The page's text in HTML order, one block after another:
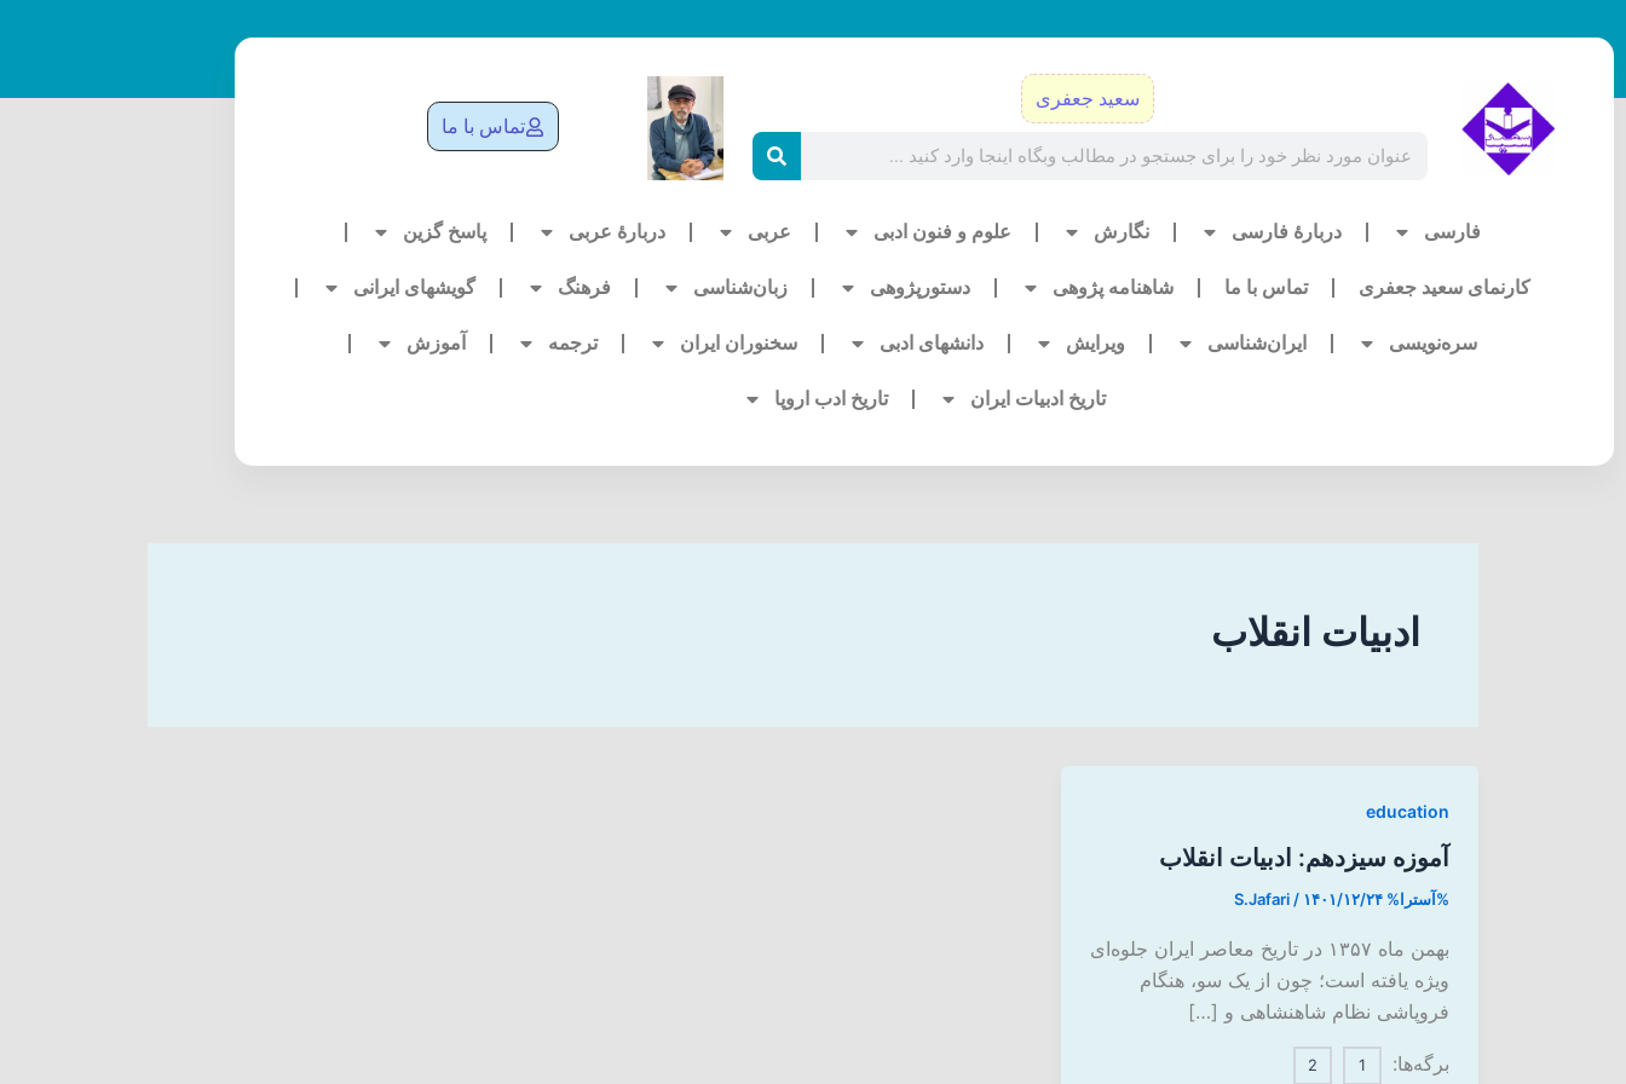
به
سعید جعفری
تماس با ما
فارسی دربارۀ فارسی نگارش علوم و فنون ادبی عربی دربارۀ عربی پاسخ گزین
کارنمای سعید جعفری تماس با ما شاهنامه پژوهی دستورپژوهی زبان‌شناسی فرهنگ گویشهای ایرانی
سره‌نویسی ایران‌شناسی ویرایش دانشهای ادبی سخنوران ایران ترجمه آموزش
تاریخ ادبیات ایران تاریخ ادب اروپا
ادبیات انقلاب
education
آموزه سیزدهم: ادبیات انقلاب
%آسترا% S.Jafari / ۱۴۰۱/۱۲/۲۴
بهمن ماه ۱۳۵۷ در تاریخ معاصر ایران جلوه‌ای
ویژه یافته است؛ چون از یک سو، هنگام
فروپاشی نظام شاهنشاهی و […]
برگه‌ها: 1
2